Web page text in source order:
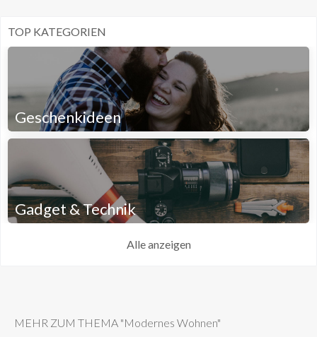
TOP KATEGORIEN
Geschenkideen
Gadget & Technik
Alle anzeigen
MEHR ZUM THEMA "Modernes Wohnen"